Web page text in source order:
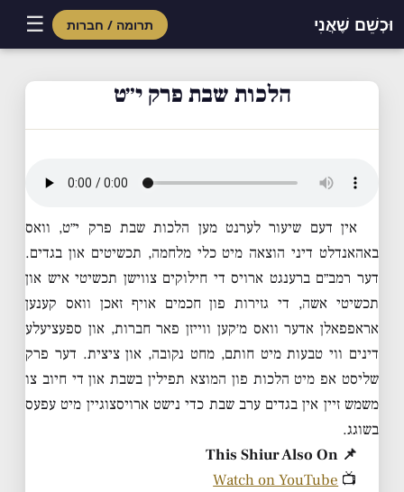
וּכְשֵׁם שֶׁאֲנִי תרומה / חברות ☰
הלכות שבת פרק י״ט
אין דעם שיעור לערנט מען הלכות שבת פרק י״ט, וואס
באהאנדלט דיני הוצאה מיט כלי מלחמה, תכשיטים און בגדים.
דער רמב״ם ברענגט ארויס די חילוקים צווישן תכשיטי איש און
תכשיטי אשה, די גזירות פון חכמים אויף זאכן וואס קענען
אראפפאלן אדער וואס מ׳קען ווייזן פאר חברות, און ספעציעלע
דינים ווי טבעות מיט חותם, מחט נקובה, און ציצית. דער פרק
שליסט אפ מיט הלכות פון המוצא תפילין בשבת און די חיוב צו
משמש זיין אין בגדים ערב שבת כדי נישט ארויסצוגיין מיט עפעס
בשוגג.
📌 This Shiur Also On
📺
Watch on YouTube